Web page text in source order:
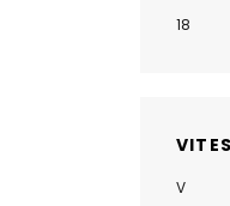
18
V